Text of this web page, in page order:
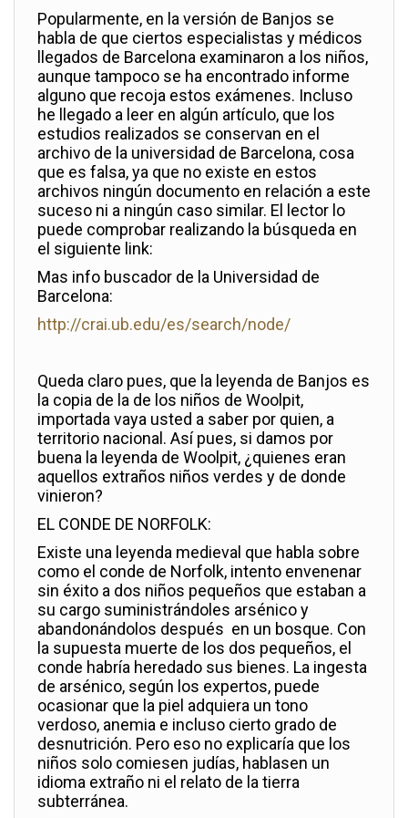
Popularmente, en la versión de Banjos se
habla de que ciertos especialistas y médicos
llegados de Barcelona examinaron a los niños,
aunque tampoco se ha encontrado informe
alguno que recoja estos exámenes. Incluso
he llegado a leer en algún artículo, que los
estudios realizados se conservan en el
archivo de la universidad de Barcelona, cosa
que es falsa, ya que no existe en estos
archivos ningún documento en relación a este
suceso ni a ningún caso similar. El lector lo
puede comprobar realizando la búsqueda en
el siguiente link:
Mas info buscador de la Universidad de
Barcelona:
http://crai.ub.edu/es/search/node/
Queda claro pues, que la leyenda de Banjos es
la copia de la de los niños de Woolpit,
importada vaya usted a saber por quien, a
territorio nacional. Así pues, si damos por
buena la leyenda de Woolpit, ¿quienes eran
aquellos extraños niños verdes y de donde
vinieron?
EL CONDE DE NORFOLK:
Existe una leyenda medieval que habla sobre
como el conde de Norfolk, intento envenenar
sin éxito a dos niños pequeños que estaban a
su cargo suministrándoles arsénico y
abandonándolos después en un bosque. Con
la supuesta muerte de los dos pequeños, el
conde habría heredado sus bienes. La ingesta
de arsénico, según los expertos, puede
ocasionar que la piel adquiera un tono
verdoso, anemia e incluso cierto grado de
desnutrición. Pero eso no explicaría que los
niños solo comiesen judías, hablasen un
idioma extraño ni el relato de la tierra
subterránea.